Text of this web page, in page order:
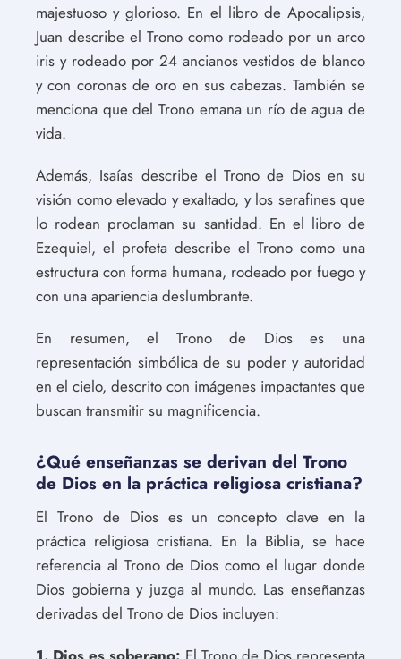
majestuoso y glorioso. En el libro de Apocalipsis,
Juan describe el Trono como rodeado por un arco
iris y rodeado por 24 ancianos vestidos de blanco
y con coronas de oro en sus cabezas. También se
menciona que del Trono emana un río de agua de
vida.
Además, Isaías describe el Trono de Dios en su
visión como elevado y exaltado, y los serafines que
lo rodean proclaman su santidad. En el libro de
Ezequiel, el profeta describe el Trono como una
estructura con forma humana, rodeado por fuego y
con una apariencia deslumbrante.
En resumen, el Trono de Dios es una
representación simbólica de su poder y autoridad
en el cielo, descrito con imágenes impactantes que
buscan transmitir su magnificencia.
¿Qué enseñanzas se derivan del Trono
de Dios en la práctica religiosa cristiana?
El Trono de Dios es un concepto clave en la
práctica religiosa cristiana. En la Biblia, se hace
referencia al Trono de Dios como el lugar donde
Dios gobierna y juzga al mundo. Las enseñanzas
derivadas del Trono de Dios incluyen: